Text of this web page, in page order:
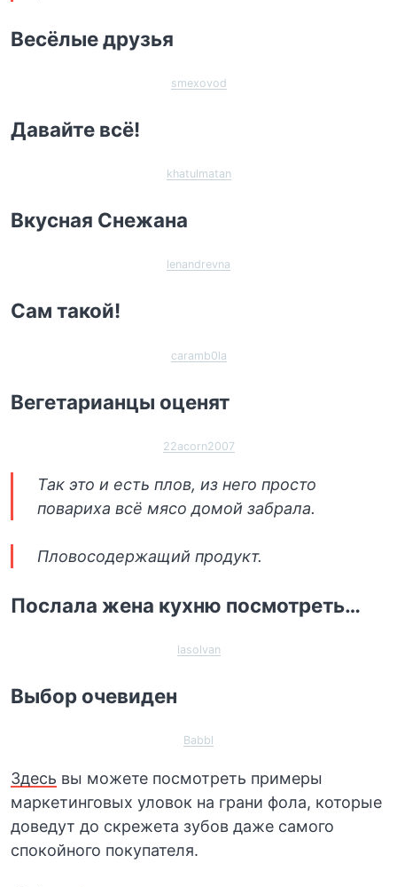
Весёлые друзья
smexovod
Давайте всё!
khatulmatan
Вкусная Снежана
lenandrevna
Сам такой!
caramb0la
Вегетарианцы оценят
22acorn2007
Так это и есть плов, из него просто
повариха всё мясо домой забрала.
Пловосодержащий продукт.
Послала жена кухню посмотреть…⁠⁠
lasolvan
Выбор очевиден
Babbl
Здесь вы можете посмотреть примеры
маркетинговых уловок на грани фола, которые
доведут до скрежета зубов даже самого
спокойного покупателя.